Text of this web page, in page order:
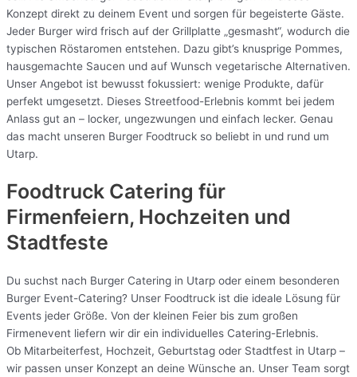
Konzept direkt zu deinem Event und sorgen für begeisterte Gäste.
Jeder Burger wird frisch auf der Grillplatte „gesmasht“, wodurch die
typischen Röstaromen entstehen. Dazu gibt’s knusprige Pommes,
hausgemachte Saucen und auf Wunsch vegetarische Alternativen.
Unser Angebot ist bewusst fokussiert: wenige Produkte, dafür
perfekt umgesetzt. Dieses Streetfood-Erlebnis kommt bei jedem
Anlass gut an – locker, ungezwungen und einfach lecker. Genau
das macht unseren Burger Foodtruck so beliebt in und rund um
Utarp.
Foodtruck Catering für
Firmenfeiern, Hochzeiten und
Stadtfeste
Du suchst nach Burger Catering in Utarp oder einem besonderen
Burger Event-Catering? Unser Foodtruck ist die ideale Lösung für
Events jeder Größe. Von der kleinen Feier bis zum großen
Firmenevent liefern wir dir ein individuelles Catering-Erlebnis.
Ob Mitarbeiterfest, Hochzeit, Geburtstag oder Stadtfest in Utarp –
wir passen unser Konzept an deine Wünsche an. Unser Team sorgt